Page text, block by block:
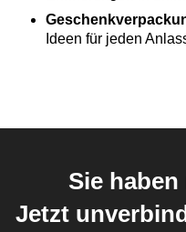
Ideen für jeden
Sie
Jetzt